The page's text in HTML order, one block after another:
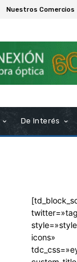
Nuestros Comercios
De Interés
icons»